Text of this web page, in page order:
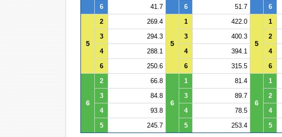
6
41.7 6 51.7 6
5
2 269.4
5
1 422.0
5
1
3
294.3 3 400.3 2
4
288.1 4 394.1 4
6
250.6 6 315.5 6
6
2 66.8
6
1 81.4
6
1
3
84.8 3 89.7 2
4
93.8 4 78.5 4
5
245.7 5 253.4 5